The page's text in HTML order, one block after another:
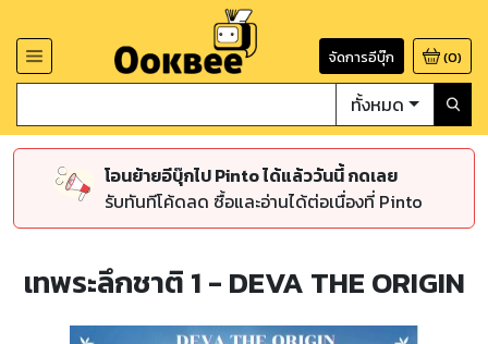
จัดการอีบุ๊ก (0)
ทั้งหมด
โอนย้ายอีบุ๊กไป Pinto ได้แล้ววันนี้ กดเลย
รับทันทีโค้ดลด ซื้อและอ่านได้ต่อเนื่องที่ Pinto
เทพระลึกชาติ 1 - DEVA THE ORIGIN